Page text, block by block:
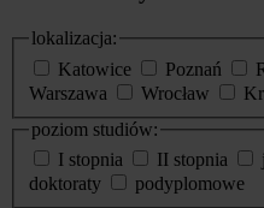
lokalizacja:
Katowice
Poznań
Warszawa
Wrocław
poziom studiów:
I stopnia
II stopnia
doktoraty
podyplomowe